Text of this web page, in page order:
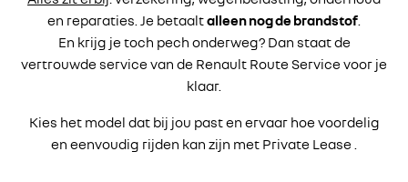
en reparaties. Je betaaltalleen nog de brandstof
En krijg je toch pech onderweg? Dan staat de
vertrouwde service van de Renault Route Service voor je
klaar.
Kies het model dat bij jou past en ervaar hoe voordelig
en eenvoudig rijden kan zijn met Private Lease .